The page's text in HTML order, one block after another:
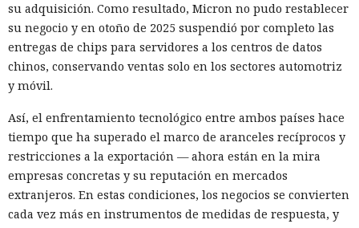
su adquisición. Como resultado, Micron no pudo restablecer
su negocio y en otoño de 2025 suspendió por completo las
entregas de chips para servidores a los centros de datos
chinos, conservando ventas solo en los sectores automotriz
y móvil.
Así, el enfrentamiento tecnológico entre ambos países hace
tiempo que ha superado el marco de aranceles recíprocos y
restricciones a la exportación — ahora están en la mira
empresas concretas y su reputación en mercados
extranjeros. En estas condiciones, los negocios se convierten
cada vez más en instrumentos de medidas de respuesta, y